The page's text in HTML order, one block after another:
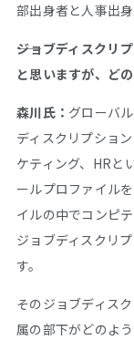
部出身者と人事出
――ジョブディスク
と思いますが、ど
森川氏： グローバ
ディスクリプショ
ケティング、HRと
ールプロファイル
イルの中でコンピ
ジョブディスクリ
す。
そのジョブディス
属の部下がどのよ